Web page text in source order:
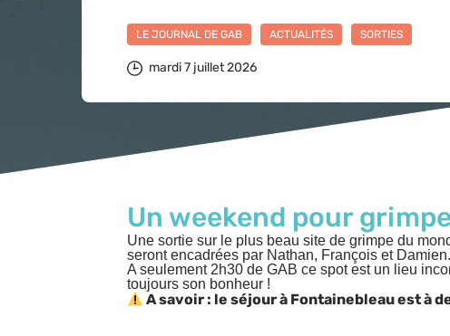
LE JOURNAL DE GAB ACTUALITÉS SORTIES
mardi 7 juillet 2026
Un weekend pour
Une sortie sur le plus beau site de grimpe du
seront encadrées par Nathan, François et Damien.
A seulement 2h30 de GAB ce spot est un lieu
toujours son bonheur !
A savoir : le séjour à Fontainebleau est à